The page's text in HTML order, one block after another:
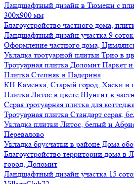
Ландшафтный дизайн в Тюмени с
300х900 мм
Благоустройство частного дома,
Ландшафтный дизайн участка 9
Оформление частного дома,
Укладка тротуарной плитки Трио в
Тротуарная плитка Доломит Паркет
Плитка Степняк в Падерина
КП Каменка, Старый город, Хаски и
Плитка Литос в цвете Шунгит в
Серая тротуарная плитка для
Тротуарная плитка Стандарт серая,
Укладка плитки Литос, белый и
Перевалово
Укладка брусчатки в районе Дома
Благоустройство территории дома в
город, Доломит
Ландшафтный дизайн участка 15